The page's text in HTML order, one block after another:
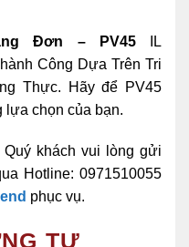
Đơn – PV45IL
Công Dựa Trên Tri
Thực. Hãy để PV45
lựa chọn của bạn.
khách vui lòng gửi
Hotline: 0971510055
phục vụ.
TỰ